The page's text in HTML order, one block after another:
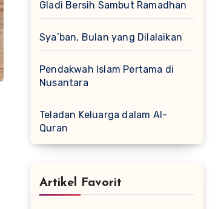
Gladi Bersih Sambut Ramadhan
Sya’ban, Bulan yang Dilalaikan
Pendakwah Islam Pertama di
Nusantara
Teladan Keluarga dalam Al-
Quran
Artikel Favorit